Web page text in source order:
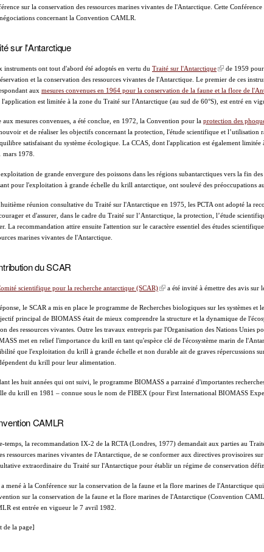
sur la conservation des ressources marines vivantes de l'Antarctique. Cette
concernant la Convention CAMLR.
sur l'Antarctique
instruments ont tout d'abord été adoptés en vertu du Traité sur l'Antarctique
de 1959
et la conservation des ressources vivantes de l'Antarctique. Le premier de ces
aux mesures convenues en 1964 pour la conservation de la faune et la flore de
l'application est limitée à la zone du Traité sur l'Antarctique (au sud de 60°S), est entré en
aux mesures convenues, a été conclue, en 1972, la Convention pour la protection des
et de réaliser les objectifs concernant la protection, l'étude scientifique et l’utilisation
satisfaisant du système écologique. La CCAS, dont l'application est également
mars 1978.
de grande envergure des poissons dans les régions subantarctiques vers la fin
pour l'exploitation à grande échelle du krill antarctique, ont soulevé des préoccupations
réunion consultative du Traité sur l'Antarctique en 1975, les PCTA ont adopté la
et d'assurer, dans le cadre du Traité sur l’Antarctique, la protection, l’étude
La recommandation attire ensuite l'attention sur le caractère essentiel des études
marines vivantes de l'Antarctique.
du SCAR
scientifique pour la recherche antarctique (SCAR) a été invité à émettre des avis sur
le SCAR a mis en place le programme de Recherches biologiques sur les systèmes
principal de BIOMASS était de mieux comprendre la structure et la dynamique de
des ressources vivantes. Outre les travaux entrepris par l'Organisation des Nations Unies
met en relief l'importance du krill en tant qu'espèce clé de l'écosystème marin de
que l'exploitation du krill à grande échelle et non durable ait de graves répercussions
du krill pour leur alimentation.
les huit années qui ont suivi, le programme BIOMASS a parrainé d'importantes
du krill en 1981 – connue sous le nom de FIBEX (pour First International BIOMASS
CAMLR
temps, la recommandation IX-2 de la RCTA (Londres, 1977) demandait aux parties au
ressources marines vivantes de l'Antarctique, de se conformer aux directives provisoires
extraordinaire du Traité sur l'Antarctique pour établir un régime de conservation
a mené à la Conférence sur la conservation de la faune et la flore marines de l'Antarctique
sur la conservation de la faune et la flore marines de l'Antarctique (Convention
est entrée en vigueur le 7 avril 1982.
de la page]